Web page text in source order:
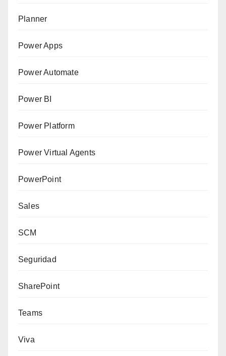
Planner
Power Apps
Power Automate
Power BI
Power Platform
Power Virtual Agents
PowerPoint
Sales
SCM
Seguridad
SharePoint
Teams
Viva